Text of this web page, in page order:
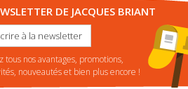
DE JACQUES BRIANT
à la newsletter
tous nos avantages, promotions,
nouveautés et bien plus encore !